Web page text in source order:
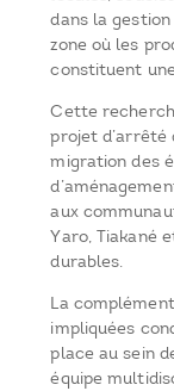
dans la
zone où les
constituent
Cette
projet d’arrêté
migration des
aux
Yaro, Tiakané
durables.
La
impliquées
place au sein
équipe